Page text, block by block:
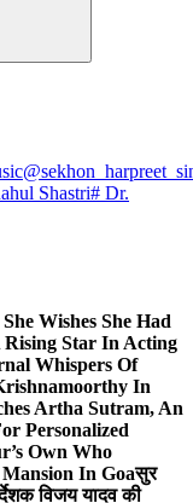
Shastri# Dr.
Wishes She Had
Rising Star In Acting
Whispers Of
In
Artha Sutram, An
Personalized
Own Who
In Goaसुर
विजय यादव की